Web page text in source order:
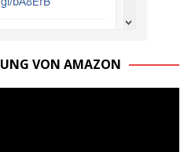
VON AMAZON